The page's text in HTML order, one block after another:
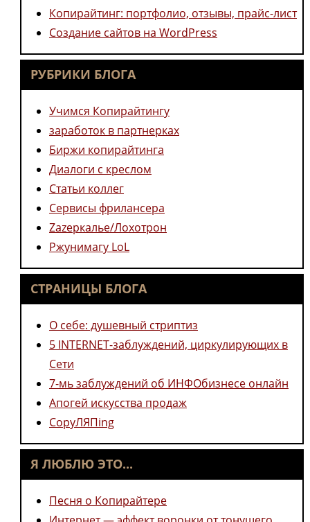
Копирайтинг: портфолио, отзывы, прайс-лист
Создание сайтов на WordPress
РУБРИКИ БЛОГА
Учимся Копирайтингу
заработок в партнерках
Биржи копирайтинга
Диалоги с креслом
Статьи коллег
Сервисы фрилансера
Zazеркалье/Лохотрон
Ржунимагу LoL
СТРАНИЦЫ БЛОГА
О себе: душевный стриптиз
5 INTERNET-заблуждений, циркулирующих в
Сети
7-мь заблуждений об ИНФОбизнесе онлайн
Апогей искусства продаж
CopyЛЯПing
Я ЛЮБЛЮ ЭТО...
Песня о Копирайтере